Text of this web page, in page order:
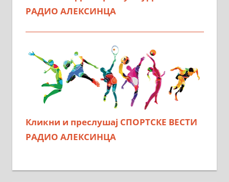
РАДИО АЛЕКСИНЦА
Кликни и преслушај СПОРТСКЕ ВЕСТИ
РАДИО АЛЕКСИНЦА